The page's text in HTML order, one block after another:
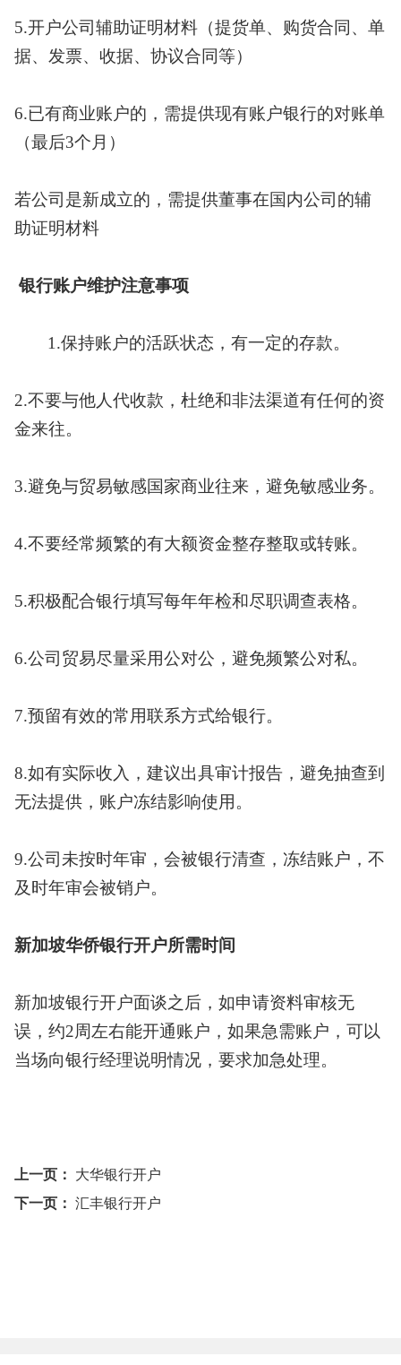
5.开户公司辅助证明材料（提货单、购货合同、单
据、发票、收据、协议合同等）
6.已有商业账户的，需提供现有账户银行的对账单
（最后3个月）
若公司是新成立的，需提供董事在国内公司的辅
助证明材料
银行账户维护注意事项
1.保持账户的活跃状态，有一定的存款。
2.不要与他人代收款，杜绝和非法渠道有任何的资
金来往。
3.避免与贸易敏感国家商业往来，避免敏感业务。
4.不要经常频繁的有大额资金整存整取或转账。
5.积极配合银行填写每年年检和尽职调查表格。
6.公司贸易尽量采用公对公，避免频繁公对私。
7.预留有效的常用联系方式给银行。
8.如有实际收入，建议出具审计报告，避免抽查到
无法提供，账户冻结影响使用。
9.公司未按时年审，会被银行清查，冻结账户，不
及时年审会被销户。
新加坡华侨银行开户所需时间
新加坡银行开户面谈之后，如申请资料审核无
误，约2周左右能开通账户 ， 如果急需账户，可以
当场向银行经理说明情况，要求加急处理。
上一页：
大华银行开户
下一页： 汇丰银行开户